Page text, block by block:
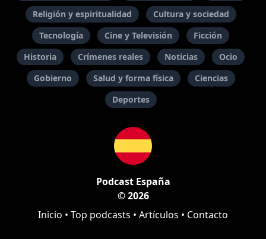
Religión y espiritualidad
Cultura y sociedad
Tecnología
Cine y Televisión
Ficción
Historia
Crímenes reales Noticias
Ocio
Gobierno
Salud y forma física
Ciencias
Deportes
Podcast España
© 2026
Inicio • Top podcasts • Artículos • Contacto